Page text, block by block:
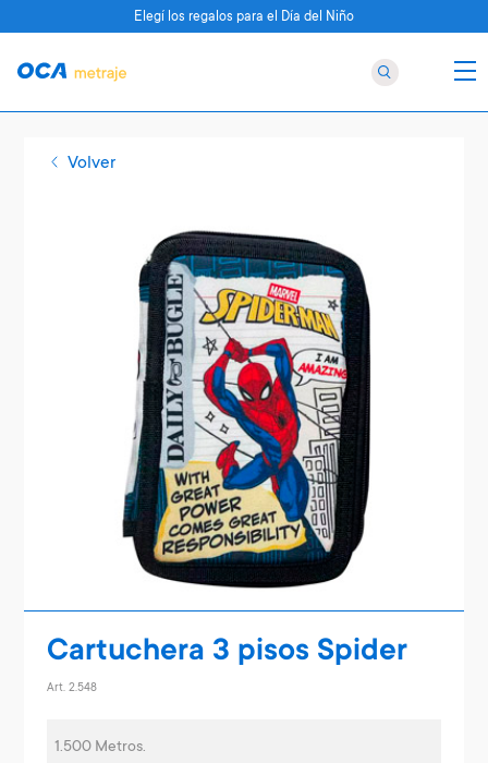
Volver
Cartuchera 3 pisos Spider
Art. 2.548
1.500 Metros.
Elegí los regalos para el Día del Niño